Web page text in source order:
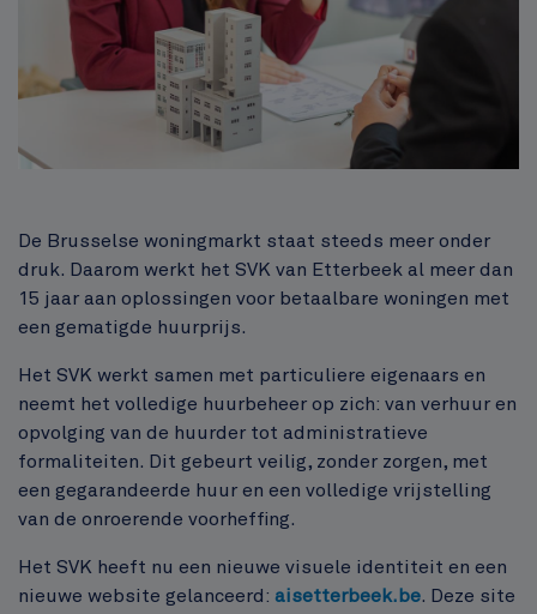
Inhoud
De Brusselse woningmarkt staat steeds meer onder
druk. Daarom werkt het SVK van Etterbeek al meer dan
15 jaar aan oplossingen voor betaalbare woningen met
een gematigde huurprijs.
Het SVK werkt samen met particuliere eigenaars en
neemt het volledige huurbeheer op zich: van verhuur en
opvolging van de huurder tot administratieve
formaliteiten. Dit gebeurt veilig, zonder zorgen, met
een gegarandeerde huur en een volledige vrijstelling
van de onroerende voorheffing.
Het SVK heeft nu een nieuwe visuele identiteit en een
nieuwe website gelanceerd: aisetterbeek.be. Deze site